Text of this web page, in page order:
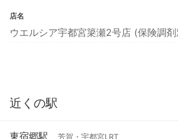
店名
ウエルシア宇都宮簗瀬2号店 (保険調剤
近くの駅
東宿郷駅 芳賀・宇都宮LRT